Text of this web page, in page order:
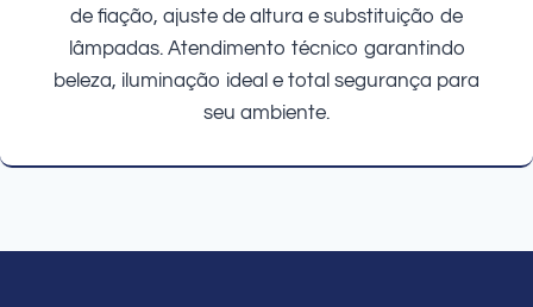
de fiação, ajuste de altura e substituição de
lâmpadas. Atendimento técnico garantindo
beleza, iluminação ideal e total segurança para
seu ambiente.